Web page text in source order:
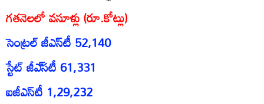
గతనెలలో వసూళ్లు (రూ.కోట్లు)
సెంట్రల్‌ జీఎస్‌టీ 52,140
స్టేట్‌ జీఎ్‌సటీ 61,331
ఐజీఎస్‌టీ 1,29,232